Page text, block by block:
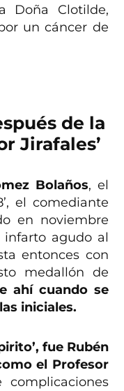
Doña Clotilde,
un cáncer de
de la
Jirafales’
Bolaños, el
el comediante
en noviembre
agudo al
entonces con
medallón de
ahí cuando se
iniciales.
fue Rubén
el Profesor